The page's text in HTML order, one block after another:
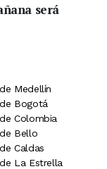
será
Medellín
Bogotá
Colombia
Bello
Caldas
La Estrella